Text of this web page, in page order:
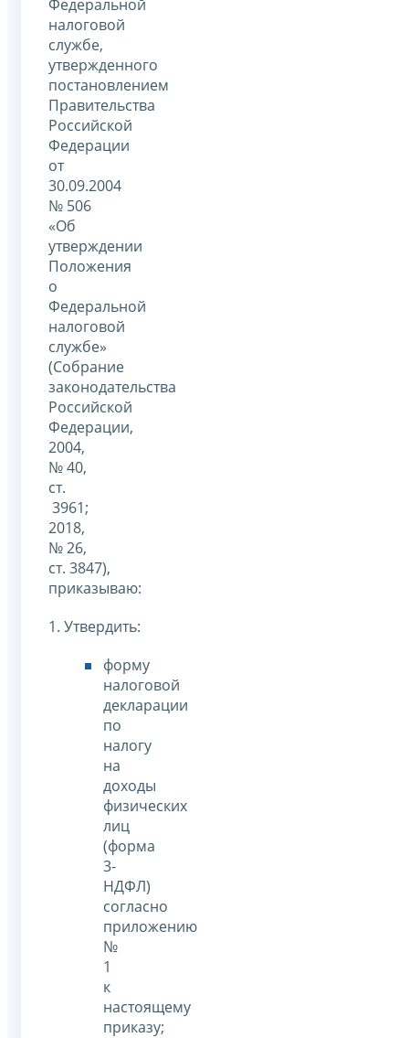
Федеральной
налоговой
службе,
утвержденного
постановлением
Правительства
Российской
Федерации
от
30.09.2004
№ 506
«Об
утверждении
Положения
о
Федеральной
налоговой
службе»
(Собрание
законодательства
Российской
Федерации,
2004,
№ 40,
ст.
3961;
2018,
№ 26,
ст. 3847),
приказываю:
1. Утвердить:
форму
налоговой
декларации
по
налогу
на
доходы
физических
лиц
(форма
3-
НДФЛ)
согласно
приложению
№
1
к
настоящему
приказу;